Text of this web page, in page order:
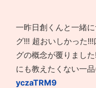
一昨日創くんと一緒
グ!!! 超おいしかった
グの概念が覆りまし
にも教えたくない一
yczaTRM9